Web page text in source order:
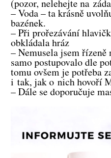
(pozor, nelehejte na
– Voda – ta krásně
bazének.
– Při prořezávání
obkládala hráz
– Nemusela jsem
samo postupovalo dle
tomu ovšem je potřeba
i tak, jak o nich hovoří
– Dále se doporučuje